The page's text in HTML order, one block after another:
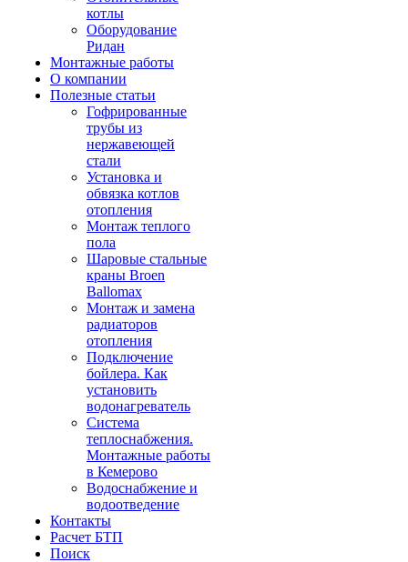
котлы
Оборудование
Ридан
Монтажные работы
О компании
Полезные статьи
Гофрированные
трубы из
нержавеющей
стали
Установка и
обвязка котлов
отопления
Монтаж теплого
пола
Шаровые стальные
краны Broen
Ballomax
Монтаж и замена
радиаторов
отопления
Подключение
бойлера. Как
установить
водонагреватель
Система
теплоснабжения.
Монтажные работы
в Кемерово
Водоснабжение и
водоотведение
Контакты
Расчет БТП
Поиск